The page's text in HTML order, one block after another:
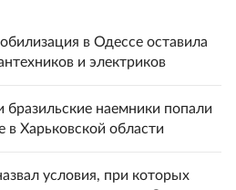
в Одессе оставила
и электриков
бразильские наемники попали
в Харьковской области
условия, при которых